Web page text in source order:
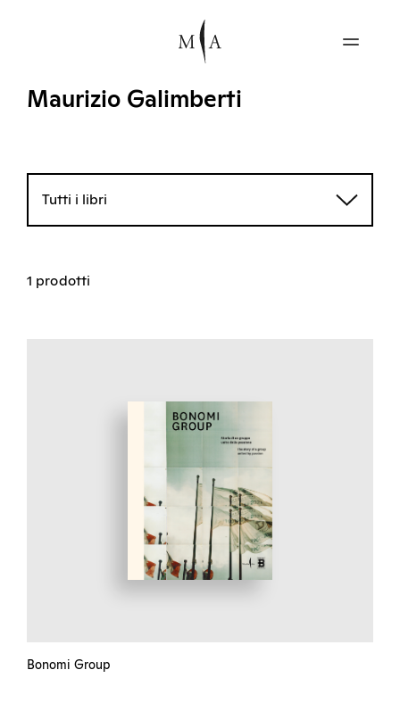
Maurizio Galimberti
Tutti i libri
1 prodotti
Bonomi Group